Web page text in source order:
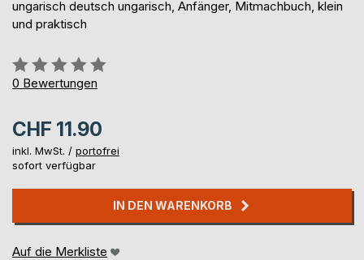
ungarisch deutsch ungarisch, Anfänger, Mitmachbuch, klein
und praktisch
Bewertung::
0%
0 Bewertungen
CHF 11.90
inkl. MwSt. / portofrei
sofort verfügbar
IN DEN WARENKORB
Auf die Merkliste